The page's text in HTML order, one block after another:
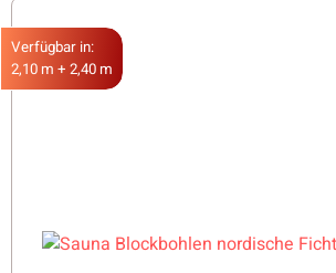
Verfügbar in:
2,10 m + 2,40 m